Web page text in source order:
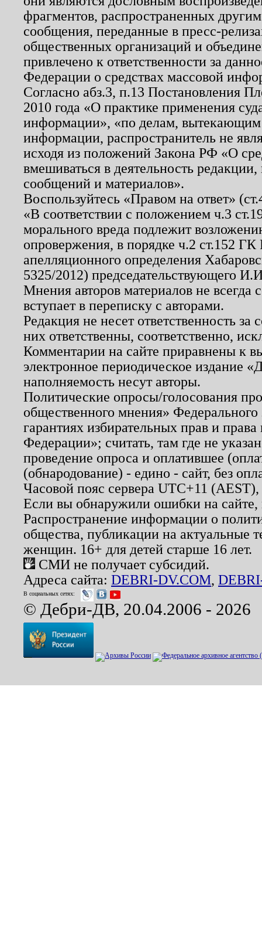
фрагментов, распространенных
сообщения, переданные в пресс-
общественных организаций и
привлечено к ответственности за
Федерации о средствах массовой
Согласно абз.3, п.13 Постановления
2010 года «О практике применения
информации», «по делам, вытекающим
информации, распространитель не
исходя из положений Закона РФ «О
вмешиваться в деятельность
сообщений и материалов».
Воспользуйтесь «Правом на ответ»
«В соответствии с положением ч.3
морального вреда подлежит
опровержения, в порядке ч.2 ст.152
апелляционного определения
5325/2012) председательствующего
Мнения авторов материалов не
вступает в переписку с авторами.
Редакция не несет ответственность
них ответственны, соответственно,
Комментарии на сайте приравнены к
электронное периодическое издание
наполняемость несут авторы.
Политические опросы/голосования
общественного мнения»
гарантиях избирательных прав и
Федерации»; считать, там где не
проведение опроса и оплатившее
(обнародование) - едино - сайт, без
Часовой пояс сервера UTC+11
Если вы обнаружили ошибки на
Распространение информации о
общества, публикации на актуальные
женщин. 16+ для детей старше 16 лет.
СМИ не получает субсидий.
Адреса сайта: DEBRI-DV.COM,
В социальных сетях:
© Дебри-ДВ, 20.04.2006 - 2026